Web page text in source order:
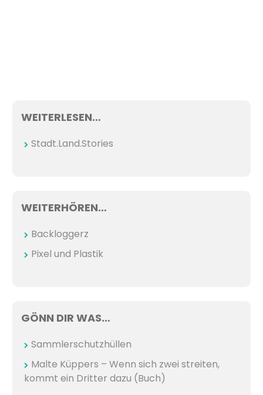
WEITERLESEN…
Stadt.Land.Stories
WEITERHÖREN…
Backloggerz
Pixel und Plastik
GÖNN DIR WAS…
Sammlerschutzhüllen
Malte Küppers – Wenn sich zwei streiten,
kommt ein Dritter dazu (Buch)